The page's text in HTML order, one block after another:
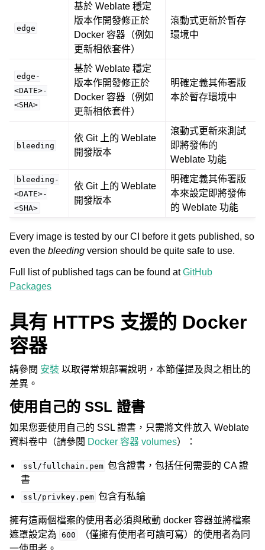
edge
基於 Weblate 穩定
版本作開發修正於
Docker 容器（例如
更新相依套件）
滾動式更新於暫存
環境中
edge-
<DATE>-
<SHA>
基於 Weblate 穩定
版本作開發修正於
Docker 容器（例如
更新相依套件）
明確定義其佈署版
本於暫存環境中
bleeding
依 Git 上的 Weblate
開發版本
滾動式更新來測試
即將發佈的
Weblate 功能
bleeding-
<DATE>-
<SHA>
依 Git 上的 Weblate
開發版本
明確定義其佈署版
本來設定即將發佈
的 Weblate 功能
Every image is tested by our CI before it gets published, so
even the bleeding version should be quite safe to use.
Full list of published tags can be found atGitHub
Packages
具有 HTTPS 支援的 Docker
容器
請參閱 安裝 以取得常規部署說明，本節僅提及與之相比的
差異。
使用自己的 SSL 證書
如果您要使用自己的 SSL 證書，只需將文件放入 Weblate
資料卷中（請參閱 Docker 容器 volumes）：
ssl/fullchain.pem 包含證書，包括任何需要的 CA 證
書
ssl/privkey.pem 包含有私鑰
擁有這兩個檔案的使用者必須與啟動 docker 容器並將檔案
遮罩設定為 600
（僅擁有使用者可讀可寫）的使用者為同